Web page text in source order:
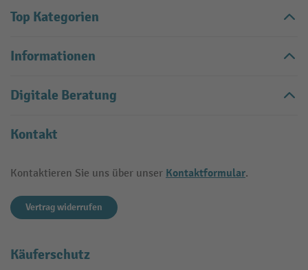
Top Kategorien
Informationen
Digitale Beratung
Kontakt
Kontaktieren Sie uns über unser Kontaktformular.
Vertrag widerrufen
Käuferschutz